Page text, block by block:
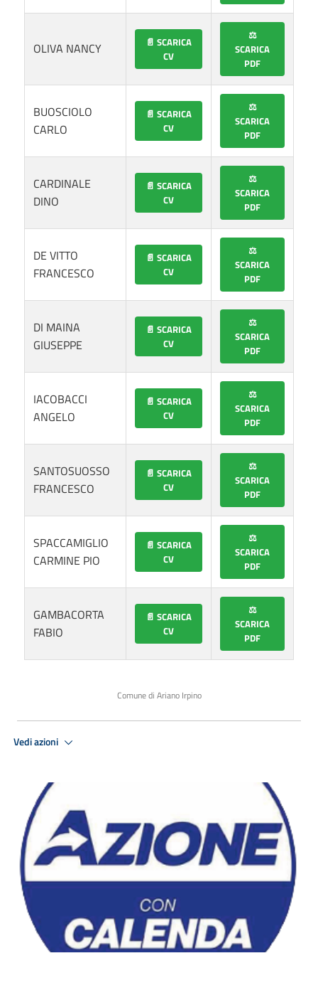
OLIVA NANCY
📄 SCARICA
CV
⚖️
SCARICA
PDF
BUOSCIOLO
CARLO
📄 SCARICA
CV
⚖️
SCARICA
PDF
CARDINALE
DINO
📄 SCARICA
CV
⚖️
SCARICA
PDF
DE VITTO
FRANCESCO
📄 SCARICA
CV
⚖️
SCARICA
PDF
DI MAINA
GIUSEPPE
📄 SCARICA
CV
⚖️
SCARICA
PDF
IACOBACCI
ANGELO
📄 SCARICA
CV
⚖️
SCARICA
PDF
SANTOSUOSSO
FRANCESCO
📄 SCARICA
CV
⚖️
SCARICA
PDF
SPACCAMIGLIO
CARMINE PIO
📄 SCARICA
CV
⚖️
SCARICA
PDF
GAMBACORTA
FABIO
📄 SCARICA
CV
⚖️
SCARICA
PDF
Comune di Ariano Irpino
Vedi azioni